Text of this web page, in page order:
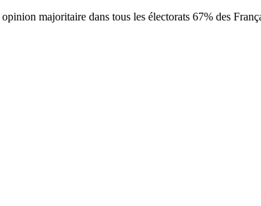
majoritaire dans tous les électorats 67% des